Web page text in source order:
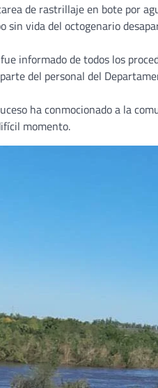
de rastrillaje en bote por
sin vida del octogenario
informado de todos los
del personal del
ha conmocionado a la
momento.